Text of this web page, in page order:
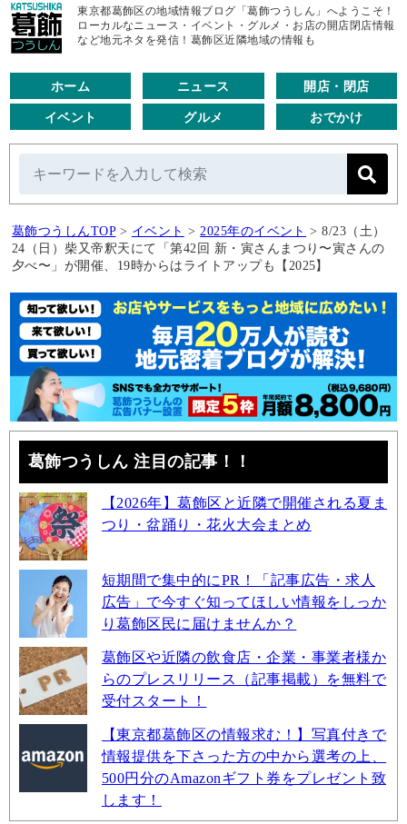
東京都葛飾区の地域情報ブログ「葛飾つうしん」へようこそ！
ローカルなニュース・イベント・グルメ・お店の開店閉店情報
など地元ネタを発信！葛飾区近隣地域の情報も
ホーム ニュース 開店・閉店
イベント グルメ おでかけ
葛飾つうしんTOP > イベント > 2025年のイベント > 8/23（土）
24（日）柴又帝釈天にて「第42回 新・寅さんまつり〜寅さんの
夕べ〜」が開催、19時からはライトアップも【2025】
葛飾つうしん 注目の記事！！
【2026年】葛飾区と近隣で開催される夏ま
つり・盆踊り・花火大会まとめ
短期間で集中的にPR！「記事広告・求人
広告」で今すぐ知ってほしい情報をしっか
り葛飾区民に届けませんか？
葛飾区や近隣の飲食店・企業・事業者様か
らのプレスリリース（記事掲載）を無料で
受付スタート！
【東京都葛飾区の情報求む！】写真付きで
情報提供を下さった方の中から選考の上、
500円分のAmazonギフト券をプレゼント致
します！